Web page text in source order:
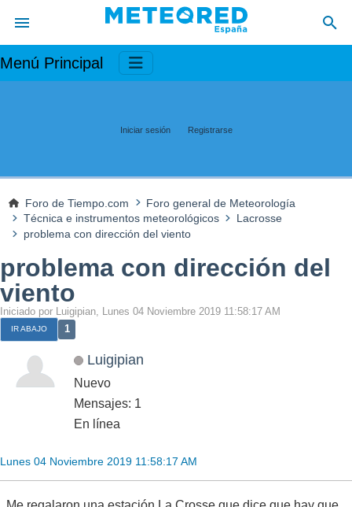
Menú Principal
Iniciar sesión Registrarse
Foro de Tiempo.com
Foro general de Meteorología
Técnica e instrumentos meteorológicos
Lacrosse
problema con dirección del viento
problema con dirección del
viento
Iniciado por Luigipian, Lunes 04 Noviembre 2019 11:58:17 AM
IR ABAJO 1
Luigipian
Nuevo
Mensajes: 1
En línea
Lunes 04 Noviembre 2019 11:58:17 AM